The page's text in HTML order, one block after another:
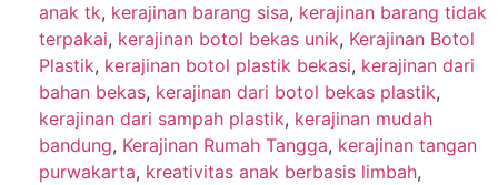
anak tk, kerajinan barang sisa, kerajinan barang tidak
terpakai, kerajinan botol bekas unik, Kerajinan Botol
Plastik, kerajinan botol plastik bekasi, kerajinan dari
bahan bekas, kerajinan dari botol bekas plastik,
kerajinan dari sampah plastik, kerajinan mudah
bandung, Kerajinan Rumah Tangga, kerajinan tangan
purwakarta, kreativitas anak berbasis limbah,